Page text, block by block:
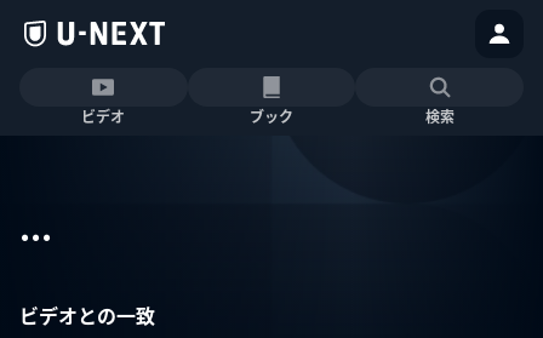
ビデオ ブック 検索
...
ビデオとの一致